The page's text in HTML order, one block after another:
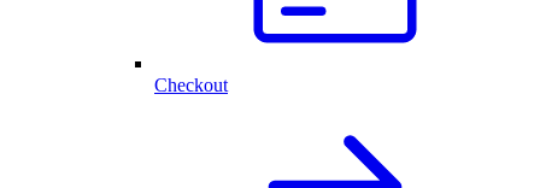
Checkout